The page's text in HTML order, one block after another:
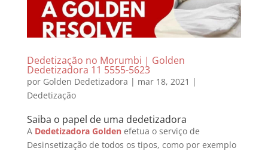
Dedetização no Morumbi | Golden
Dedetizadora 11 5555-5623
por Golden Dedetizadora | mar 18, 2021 |
Dedetização
Saiba o papel de uma dedetizadora
A Dedetizadora Golden efetua o serviço de
Desinsetização de todos os tipos, como por exemplo